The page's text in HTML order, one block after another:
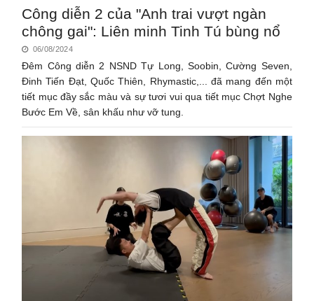
Công diễn 2 của "Anh trai vượt ngàn
chông gai": Liên minh Tinh Tú bùng nổ
06/08/2024
Đêm Công diễn 2 NSND Tự Long, Soobin, Cường Seven,
Đinh Tiến Đạt, Quốc Thiên, Rhymastic,... đã mang đến một
tiết mục đầy sắc màu và sự tươi vui qua tiết mục Chợt Nghe
Bước Em Về, sân khấu như vỡ tung.